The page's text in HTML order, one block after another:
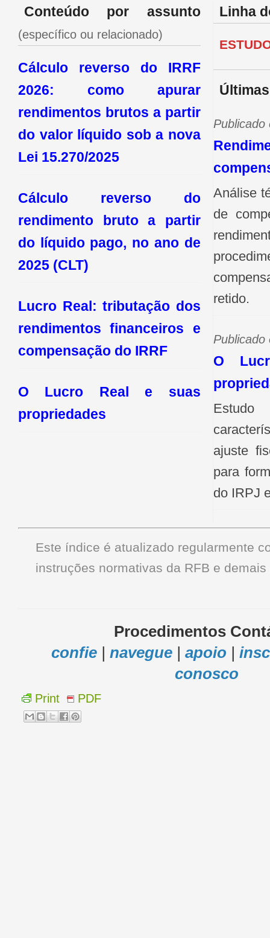
i
b
u
t
á
i
a
s
Conteúdo por assunto
(específico ou relacionado)
Cálculo reverso do IRRF
2026: como apurar
rendimentos brutos a partir
do valor líquido sob a nova
Lei 15.270/2025
Cálculo reverso do
rendimento bruto a partir
do líquido pago, no ano de
2025 (CLT)
Lucro Real: tributação dos
rendimentos financeiros e
compensação do IRRF
O Lucro Real e suas
propriedades
Linha
Publicado
Análise
de
retido.
Publicado
O
ajuste
para
do IRPJ
Este índice é atualizado regularmente
instruções normativas da RFB e
Procedimentos
confie| navegue| apoio
conosco
Print PDF